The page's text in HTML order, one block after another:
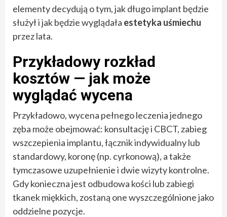
elementy decydują o tym, jak długo implant będzie
służył i jak będzie wyglądała estetyka uśmiechu
przez lata.
Przykładowy rozkład
kosztów — jak może
wyglądać wycena
Przykładowo, wycena pełnego leczenia jednego
zęba może obejmować: konsultację i CBCT, zabieg
wszczepienia implantu, łącznik indywidualny lub
standardowy, koronę (np. cyrkonową), a także
tymczasowe uzupełnienie i dwie wizyty kontrolne.
Gdy konieczna jest odbudowa kości lub zabiegi
tkanek miękkich, zostaną one wyszczególnione jako
oddzielne pozycje.